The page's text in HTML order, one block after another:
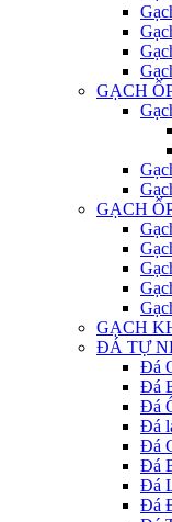
GẠCH
GẠCH
GẠCH
ĐÁ TỰ
Đá
Đá
Đá
Đá
Đá
Đá
Đá
Đá